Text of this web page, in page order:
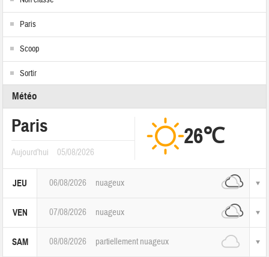
Paris
Scoop
Sortir
Météo
Paris
Aujourd'hui 05/08/2026
26℃
JEU 06/08/2026 nuageux
VEN 07/08/2026 nuageux
SAM 08/08/2026 partiellement nuageux